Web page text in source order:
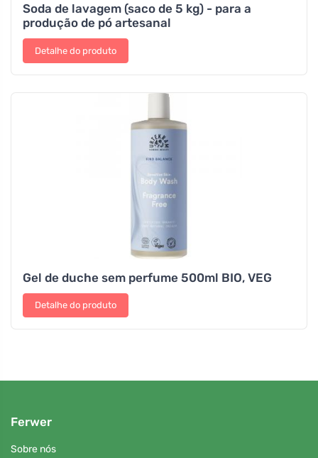
Soda de lavagem (saco de 5 kg) - para a
produção de pó artesanal
Detalhe do produto
Gel de duche sem perfume 500ml BIO, VEG
Detalhe do produto
Ferwer
Sobre nós